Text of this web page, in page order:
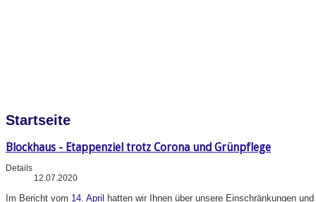
Startseite
Blockhaus - Etappenziel trotz Corona und Grünpflege
Details
12.07.2020
Im Bericht vom 14. April hatten wir Ihnen über unsere Einschränkungen